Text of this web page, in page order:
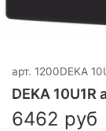
арт. 1200DEKA
DEKA 10U1R
6462 руб